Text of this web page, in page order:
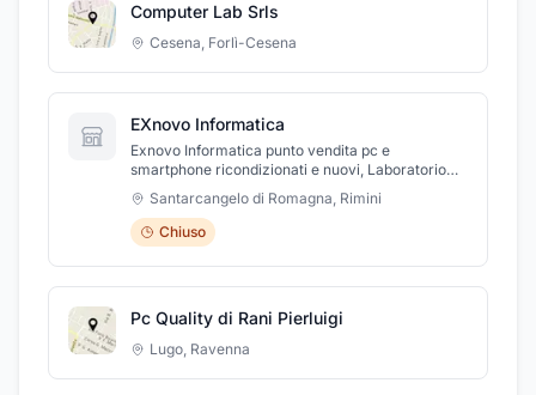
Computer Lab Srls
Cesena, Forlì-Cesena
EXnovo Informatica
Exnovo Informatica punto vendita pc e
smartphone ricondizionati e nuovi, Laboratorio
riparazioni computer,mac,smartphone e iPhone.
Upgrade Hardware e software.
Santarcangelo di Romagna, Rimini
Chiuso
Pc Quality di Rani Pierluigi
Lugo, Ravenna